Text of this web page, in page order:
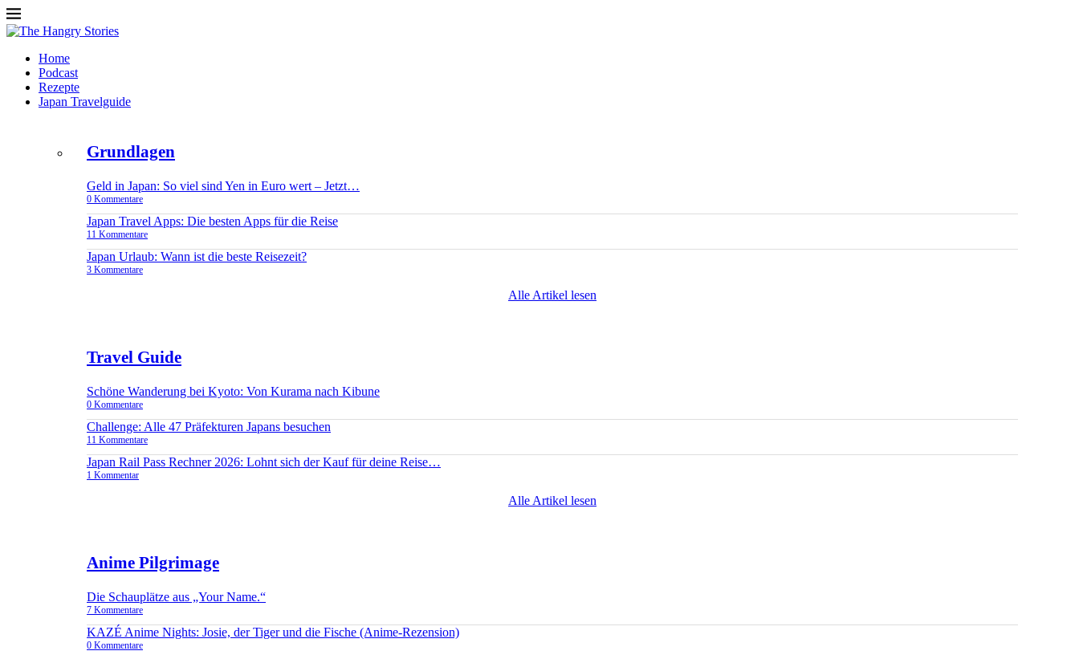
Home
Podcast
Rezepte
Japan Travelguide
Grundlagen
Geld in Japan: So viel sind Yen in Euro wert – Jetzt…
0 Kommentare
Japan Travel Apps: Die besten Apps für die Reise
11 Kommentare
Japan Urlaub: Wann ist die beste Reisezeit?
3 Kommentare
Alle Artikel lesen
Travel Guide
Schöne Wanderung bei Kyoto: Von Kurama nach Kibune
0 Kommentare
Challenge: Alle 47 Präfekturen Japans besuchen
11 Kommentare
Japan Rail Pass Rechner 2026: Lohnt sich der Kauf für deine Reise…
1 Kommentar
Alle Artikel lesen
Anime Pilgrimage
Die Schauplätze aus „Your Name.“
7 Kommentare
KAZÉ Anime Nights: Josie, der Tiger und die Fische (Anime-Rezension)
0 Kommentare